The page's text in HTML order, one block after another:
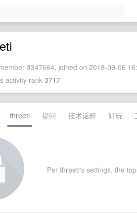
#347664, joined on 2018-09-06
activity rank 3717
threeti 提问 技术话题 好玩
Per threeti's settings, the